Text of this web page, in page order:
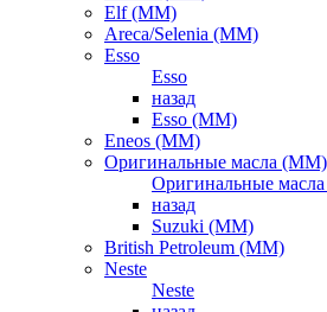
Elf (ММ)
Areca/Selenia (ММ)
Esso
Esso
назад
Esso (ММ)
Eneos (ММ)
Оригинальные масла (ММ)
Оригинальные
назад
Suzuki (ММ)
British Petroleum (ММ)
Neste
Neste